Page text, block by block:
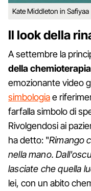
Kate Middleton in Safiyaa
Il look della
A settembre la
della chemioterapia
emozionante video
simbologiae
farfalla simbolo di
Rivolgendosi ai
ha detto: "Rimango
nella mano.
lasciate che quella
lei, con un abito